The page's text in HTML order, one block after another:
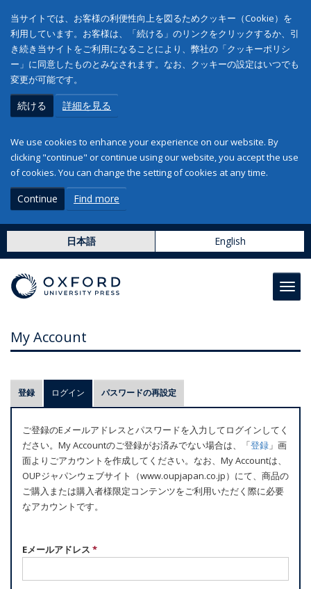
当サイトでは、お客様の利便性向上を図るためクッキー（Cookie）を
利用しています。お客様は、「続ける」のリンクをクリックするか、引
き続き当サイトをご利用になることにより、弊社の「クッキーポリシ
ー」に同意したものとみなされます。なお、クッキーの設定はいつでも
変更が可能です。
続ける 詳細を見る
We use cookies to enhance your experience on our website. By
clicking "continue" or continue using our website, you accept the use
of cookies. You can change the setting of cookies at any time.
Continue Find more
日本語 English
My Account
プ
ラ
マ
リ
ー
タ
ブ
登録 ログイン (アクティブなタブ)
パスワードの再設定
ご登録のEメールアドレスとパスワードを入力してログインしてく
ださい。My Accountのご登録がお済みでない場合は、「登録 」画
面よりごアカウントを作成してください。なお、My Accountは、
OUPジャパンウェブサイト（www.oupjapan.co.jp）にて、商品の
ご購入または購入者様限定コンテンツをご利用いただく際に必要
なアカウントです。
Eメールアドレス *